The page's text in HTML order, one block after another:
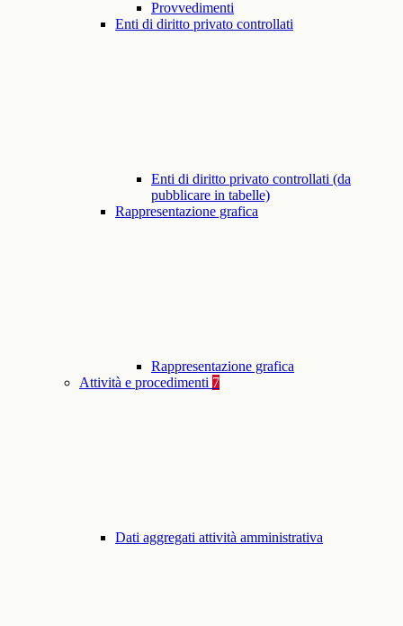
Provvedimenti
Enti di diritto privato controllati
Enti di diritto privato controllati (da
pubblicare in tabelle)
Rappresentazione grafica
Rappresentazione grafica
Attività e procedimenti 7
Dati aggregati attività amministrativa